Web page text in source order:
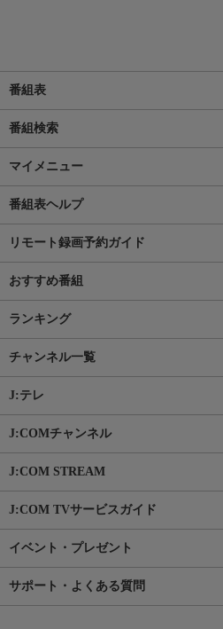
番組表
番組検索
マイメニュー
番組表ヘルプ
リモート録画予約ガイド
おすすめ番組
ランキング
チャンネル一覧
J:テレ
J:COMチャンネル
J:COM STREAM
J:COM TVサービスガイド
イベント・プレゼント
サポート・よくある質問